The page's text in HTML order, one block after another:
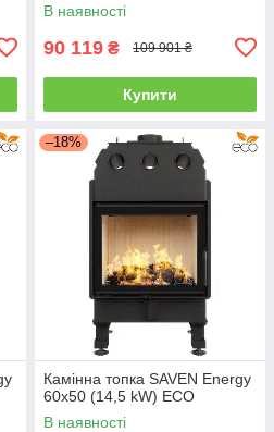
В наявності
90 119 ₴ 109 901 ₴
Купити
–18%
Камінна топка SAVEN Energy
60х50 (14,5 kW) ECO
В наявності